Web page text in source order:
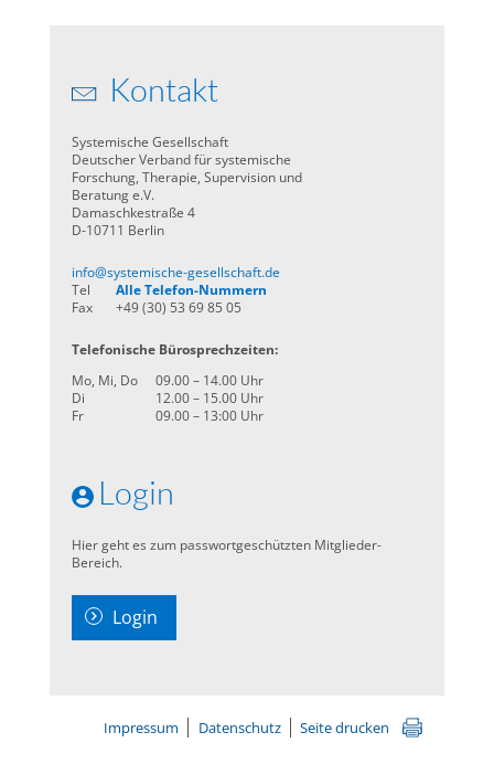
Kontakt
Systemische Gesellschaft
Deutscher Verband für systemische
Forschung, Therapie, Supervision und
Beratung e.V.
Damaschkestraße 4
D-10711 Berlin
info@systemische-gesellschaft.de
Tel
Alle Telefon-Nummern
Fax
+49 (30) 53 69 85 05
Telefonische Bürosprechzeiten:
Mo, Mi, Do
09.00 – 14.00 Uhr
Di
12.00 – 15.00 Uhr
Fr
09.00 – 13:00 Uhr
Login
Hier geht es zum passwortgeschützten Mitglieder-
Bereich.
Login
Impressum Datenschutz Seite drucken